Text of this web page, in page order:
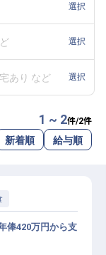
申し込む
選択
選択
あり など 選択
1 ~ 2件/2件
新着順 給与順
俸420万円から支